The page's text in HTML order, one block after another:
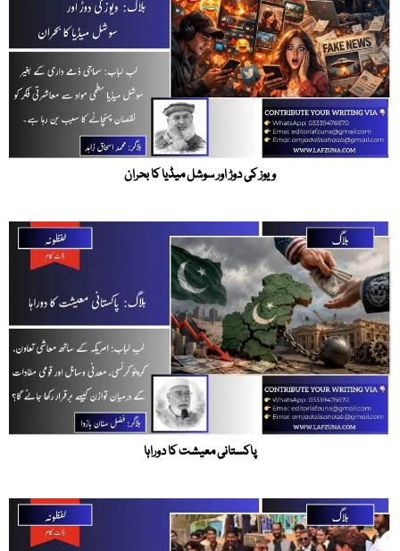
ویوز کی دوڑ اور سوشل میڈیا کا بحران
پاکستانی معیشت کا دوراہا